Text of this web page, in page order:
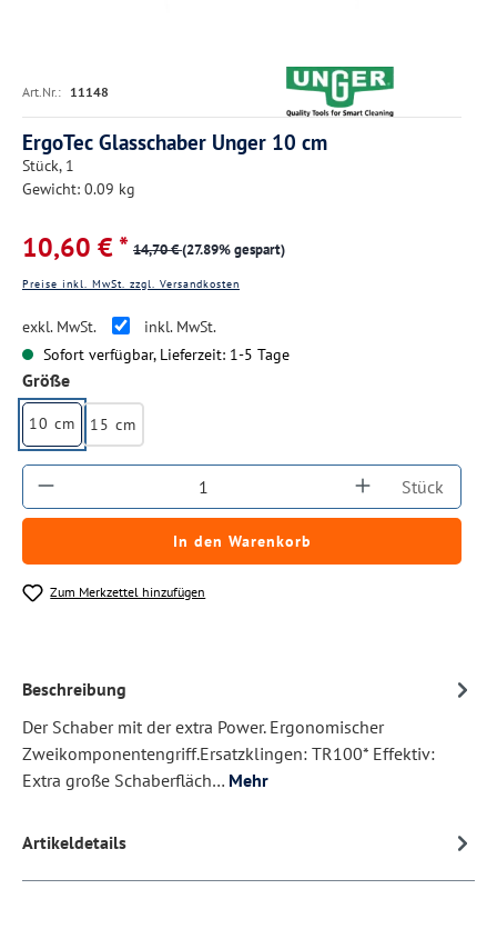
Art.Nr.: 11148
ErgoTec Glasschaber Unger 10 cm
Stück, 1
Gewicht: 0.09 kg
10,60 € * 14,70 €(27.89% gespart)
Preise inkl. MwSt. zzgl. Versandkosten
exkl. MwSt.
inkl. MwSt.
Sofort verfügbar, Lieferzeit: 1-5 Tage
Größeauswählen
10 cm 15 cm
Produkt Anzahl: Gib den gewünschten
Stück
In den Warenkorb
Zum Merkzettel hinzufügen
Beschreibung
Der Schaber mit der extra Power. Ergonomischer
Zweikomponentengriff.Ersatzklingen: TR100* Effektiv:
Extra große Schaberfläch… Mehr
Artikeldetails